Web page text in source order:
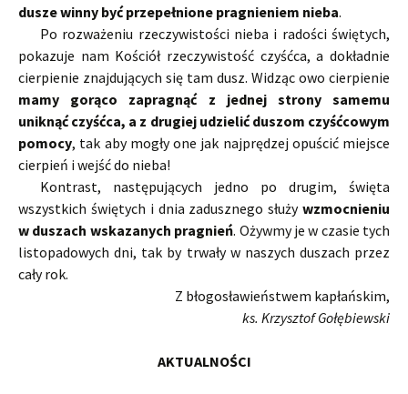
dusze winny być przepełnione pragnieniem nieba.
Po rozważeniu rzeczywistości nieba i radości świętych,
pokazuje nam Kościół rzeczywistość czyśćca, a dokładnie
cierpienie znajdujących się tam dusz. Widząc owo cierpienie
mamy gorąco zapragnąć z jednej strony samemu
uniknąć czyśćca, a z drugiej udzielić duszom czyśćcowym
pomocy, tak aby mogły one jak najprędzej opuścić miejsce
cierpień i wejść do nieba!
Kontrast, następujących jedno po drugim, święta
wszystkich świętych i dnia zadusznego służy wzmocnieniu
w duszach wskazanych pragnień. Ożywmy je w czasie tych
listopadowych dni, tak by trwały w naszych duszach przez
cały rok.
Z błogosławieństwem kapłańskim,
ks. Krzysztof Gołębiewski
AKTUALNOŚCI